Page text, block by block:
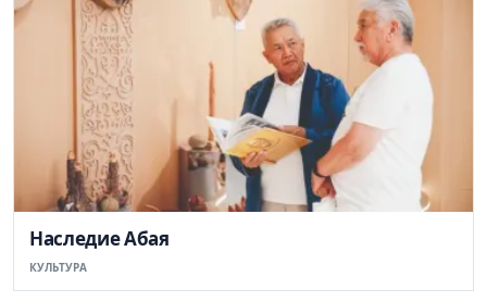
Наследие Абая
КУЛЬТУРА